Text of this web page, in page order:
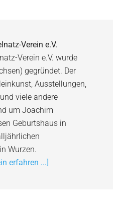
Verein e.V.
Verein e.V. wurde
gegründet. Der
Ausstellungen,
viele andere
um Joachim
Geburtshaus in
Wurzen.
erfahren ...]